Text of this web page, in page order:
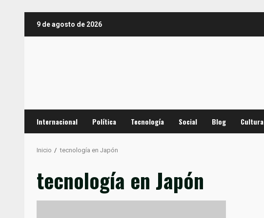
9 de agosto de 2026
Internacional Política Tecnología Social Blog Cultura
Inicio tecnología en Japón
tecnología en Japón